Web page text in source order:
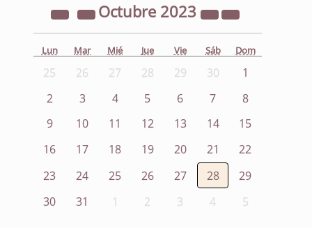
Octubre 2023
Lun Mar Mié Jue Vie Sáb Dom
25 26 27 28 29 30
1
2
3 4 5 6 7
8
9
10 11 12 13 14
15
16
17 18 19 20 21
22
23
24 25 26 27 28
29
30
31 1 2 3 4 5